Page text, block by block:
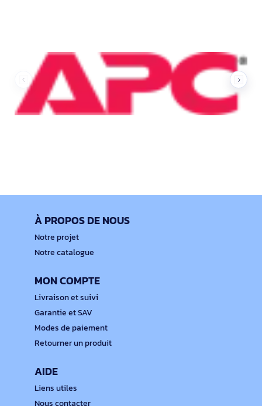
À PROPOS DE NOUS
Notre projet
Notre catalogue
MON COMPTE
Livraison et suivi
Garantie et SAV
Modes de paiement
Retourner un produit
AIDE
Liens utiles
Nous contacter